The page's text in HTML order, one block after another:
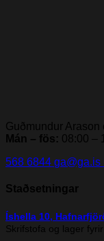
Guðmundur Arason
Mán – fös: 08:00 –
568 6844 ga@ga.is
Staðsetningar
Íshella 10,
Skrifstofa og lager